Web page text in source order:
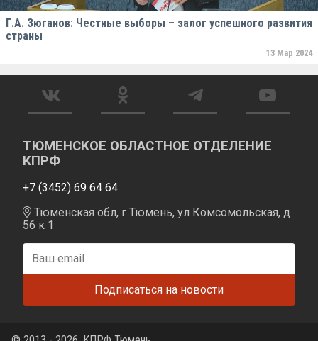
Г.А. Зюганов: Честные выборы – залог успешного развития
страны
13 Мар 2024
ТЮМЕНСКОЕ ОБЛАСТНОЕ ОТДЕЛЕНИЕ
КПРФ
+7 (3452) 69 64 64
Тюменская обл, г Тюмень, ул Комсомольская, д
56 к 1